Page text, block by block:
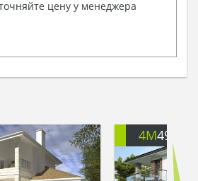
цену у менеджера
4M499